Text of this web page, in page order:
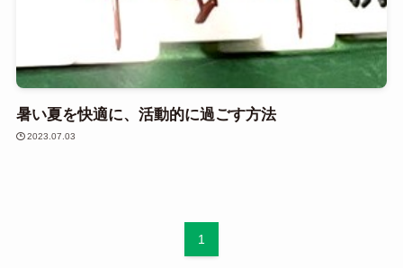
暑い夏を快適に、活動的に過ごす方法
2023.07.03
1